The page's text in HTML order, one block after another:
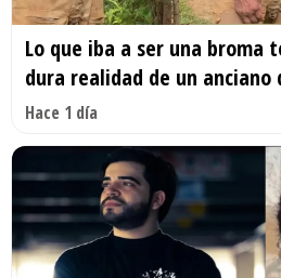
Lo que iba a ser una broma
dura realidad de un anciano
Hace 1 día